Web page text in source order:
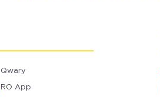
Qwary
RO App